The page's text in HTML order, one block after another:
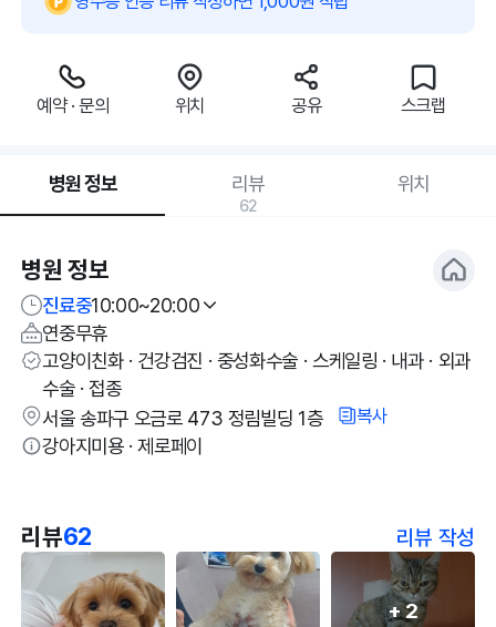
예약 · 문의 위치 공유 스크랩
병원 정보 리뷰
62
위치
병원 정보
진료중10:00~20:00
연중무휴
고양이친화 · 건강검진 · 중성화수술 · 스케일링 · 내과 · 외과
수술 · 접종
서울 송파구 오금로 473 정림빌딩 1층
복사
강아지미용 · 제로페이
리뷰62 리뷰 작성
+2